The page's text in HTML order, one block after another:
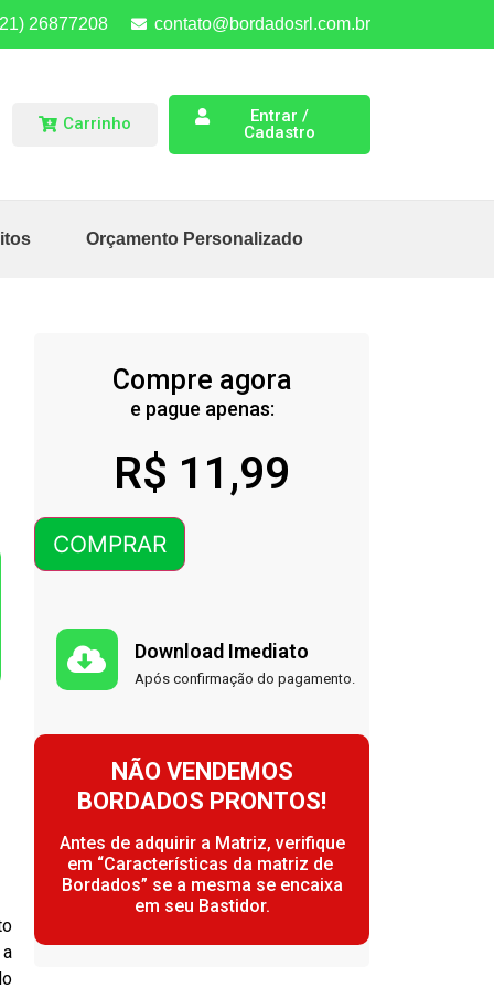
26877208 contato@bordadosrl.com.br
Carrinho
Entrar /
Cadastro
Orçamento Personalizado
Compre agora
e pague apenas:
R$ 11,99
COMPRAR
Download Imediato
Após confirmação do pagamento.
NÃO VENDEMOS
BORDADOS PRONTOS!
Antes de adquirir a Matriz, verifique
em “Características da matriz de
Bordados” se a mesma se encaixa
em seu Bastidor.